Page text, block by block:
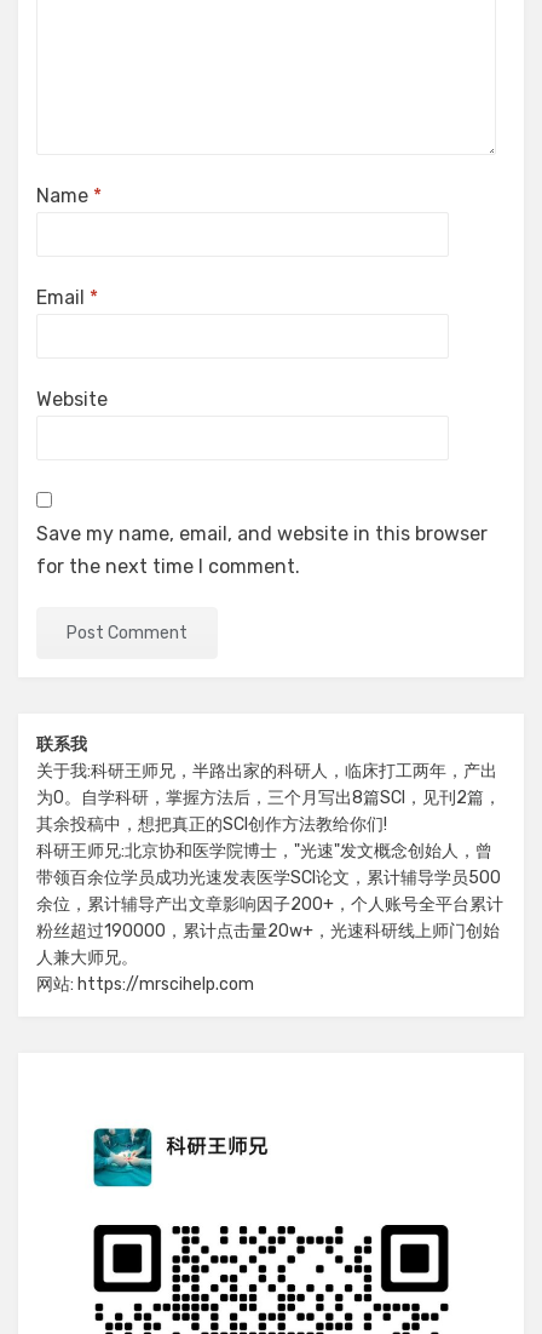
Name *
Email *
Website
Save my name, email, and website in this browser
for the next time I comment.
联系我
关于我:科研王师兄，半路出家的科研人，临床打工两年，产出
为0。自学科研，掌握方法后，三个月写出8篇SCI，见刊2篇，
其余投稿中，想把真正的SCI创作方法教给你们!
科研王师兄:北京协和医学院博士，"光速"发文概念创始人，曾
带领百余位学员成功光速发表医学SCI论文，累计辅导学员500
余位，累计辅导产出文章影响因子200+，个人账号全平台累计
粉丝超过190000，累计点击量20w+，光速科研线上师门创始
人兼大师兄。
网站: https://mrscihelp.com